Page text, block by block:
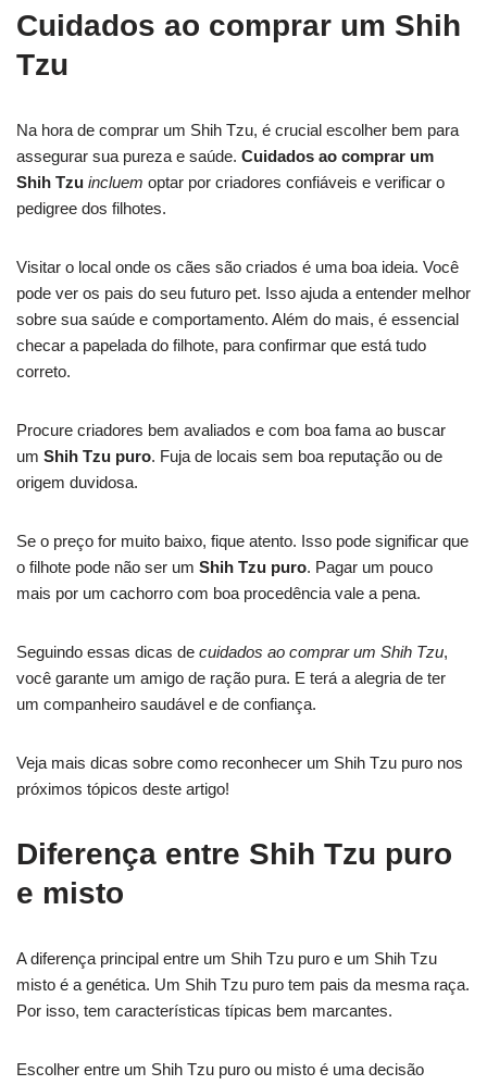
Cuidados ao comprar um Shih
Tzu
Na hora de comprar um Shih Tzu, é crucial escolher bem para
assegurar sua pureza e saúde. Cuidados ao comprar um
Shih Tzu incluem optar por criadores confiáveis e verificar o
pedigree dos filhotes.
Visitar o local onde os cães são criados é uma boa ideia. Você
pode ver os pais do seu futuro pet. Isso ajuda a entender melhor
sobre sua saúde e comportamento. Além do mais, é essencial
checar a papelada do filhote, para confirmar que está tudo
correto.
Procure criadores bem avaliados e com boa fama ao buscar
um Shih Tzu puro. Fuja de locais sem boa reputação ou de
origem duvidosa.
Se o preço for muito baixo, fique atento. Isso pode significar que
o filhote pode não ser um Shih Tzu puro. Pagar um pouco
mais por um cachorro com boa procedência vale a pena.
Seguindo essas dicas de cuidados ao comprar um Shih Tzu,
você garante um amigo de ração pura. E terá a alegria de ter
um companheiro saudável e de confiança.
Veja mais dicas sobre como reconhecer um Shih Tzu puro nos
próximos tópicos deste artigo!
Diferença entre Shih Tzu puro
e misto
A diferença principal entre um Shih Tzu puro e um Shih Tzu
misto é a genética. Um Shih Tzu puro tem pais da mesma raça.
Por isso, tem características típicas bem marcantes.
Escolher entre um Shih Tzu puro ou misto é uma decisão